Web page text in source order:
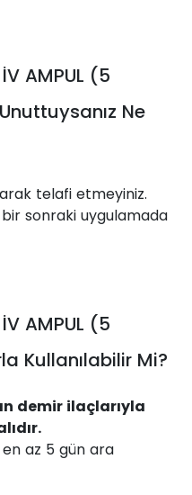
AMPUL (5
Ne
telafi etmeyiniz.
sonraki uygulamada
AMPUL (5
Kullanılabilir Mi?
demir ilaçlarıyla
az 5 gün ara